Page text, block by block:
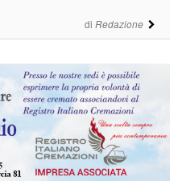
di Redazione